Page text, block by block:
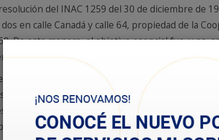
del INAC 1259 del 30 de diciembre de
en calle Canadá y calle 64, propiedad de la
De esta manera, el objetivo esencial fue, y es,
y brindar un seguro para los momentos
contó con la adhesión de 5.300 socios, hoy
adheridos, estamos orgullosos de contar
asociados, que a lo largo de los años fue
un servicio acorde con la demanda de toda